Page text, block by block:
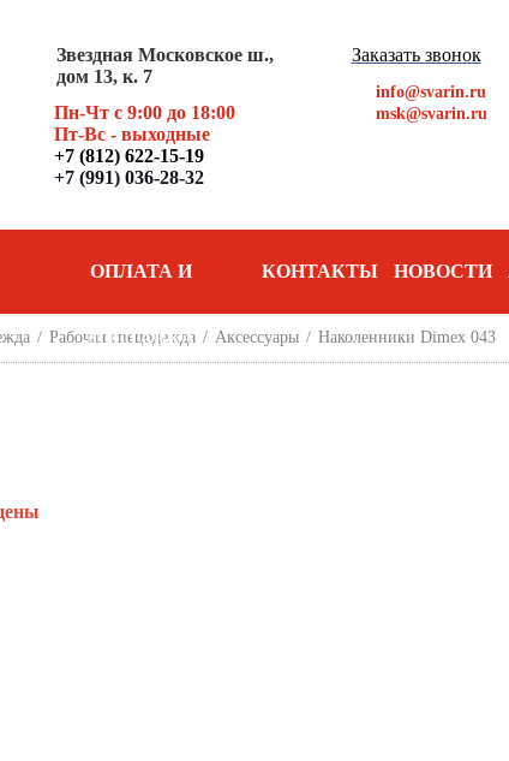
Звездная Московское ш.,
дом 13, к. 7
Пн-Чт с 9:00 до 18:00
Пт-Вс - выходные
+7 (812) 622-15-19
+7 (991) 036-28-32
Заказать звонок
info@svarin.ru
msk@svarin.ru
ОПЛАТА И
ДОСТАВКА
КОНТАКТЫ НОВОСТИ
/ Рабочая спецодежда / Аксессуары / Наколенники Dimex 043